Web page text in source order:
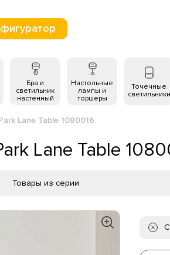
Бра и
светильник
настенный
Настольные
лампы и
торшеры
Точечные
светильники
Lane Table 1080016
Lane Table
Товары из серии